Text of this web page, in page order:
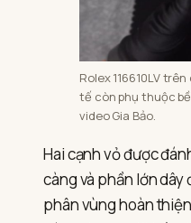
Rolex 116610LV
tế còn phụ thuộc
video Gia Bảo.
Hai cạnh vỏ được
càng và phần lớn
phân vùng hoàn